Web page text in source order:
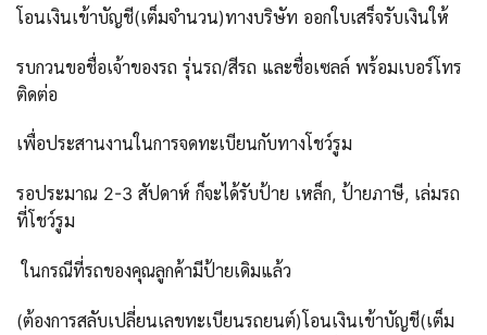
โอนเงินเข้าบัญชี(เต็มจำนวน)ทางบริษัท ออกใบเสร็จรับเงินให้
รบกวนขอชื่อเจ้าของรถ รุ่นรถ/สีรถ และชื่อเซลล์ พร้อมเบอร์โทร
ติดต่อ
เพื่อประสานงานในการจดทะเบียนกับทางโชว์รูม
รอประมาณ 2-3 สัปดาห์ ก็จะได้รับป้าย เหล็ก, ป้ายภาษี, เล่มรถ
ที่โชว์รูม
ในกรณีที่รถของคุณลูกค้ามีป้ายเดิมแล้ว
(ต้องการสลับเปลี่ยนเลขทะเบียนรถยนต์)โอนเงินเข้าบัญชี(เต็ม